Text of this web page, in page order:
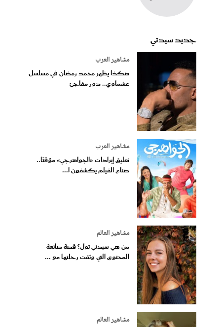
جديد سيدتي
مشاهير العرب
هكذا يظهر محمد رمضان في مسلسل
عشماوي.. دور مفاجئ
مشاهير العرب
تعليق إيرادات «الجواهرجي» مؤقتًا..
صناع الفيلم يكشفون ا...
مشاهير العالم
من هي سيدني تول؟ قصة صانعة
المحتوى التي وثقت رحلتها مع ...
مشاهير العالم